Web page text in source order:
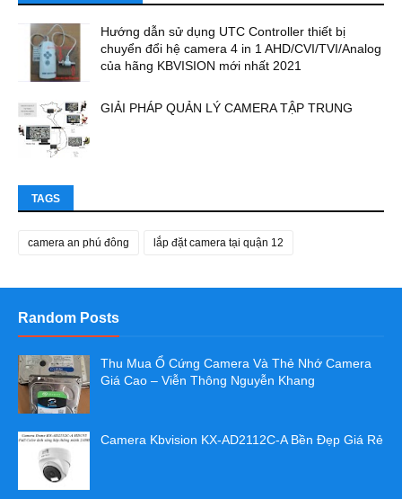
Hướng dẫn sử dụng UTC Controller thiết bị
chuyển đổi hệ camera 4 in 1 AHD/CVI/TVI/Analog
của hãng KBVISION mới nhất 2021
GIẢI PHÁP QUẢN LÝ CAMERA TẬP TRUNG
TAGS
camera an phú đông lắp đặt camera tại quận 12
Random Posts
Thu Mua Ổ Cứng Camera Và Thẻ Nhớ Camera
Giá Cao – Viễn Thông Nguyễn Khang
Camera Kbvision KX-AD2112C-A Bền Đẹp Giá Rẻ